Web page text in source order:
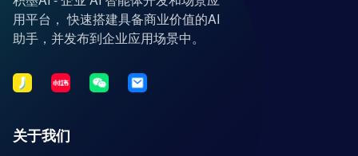
用平台， 快速搭建具备商业价值的AI
助手，并发布到企业应用场景中。
关于我们